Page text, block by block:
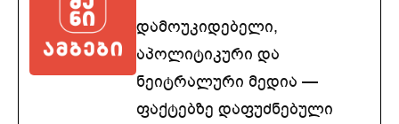
დამოუკიდებელი,
აპოლიტიკური და
ნეიტრალური მედია —
ფაქტებზე დაფუძნებული